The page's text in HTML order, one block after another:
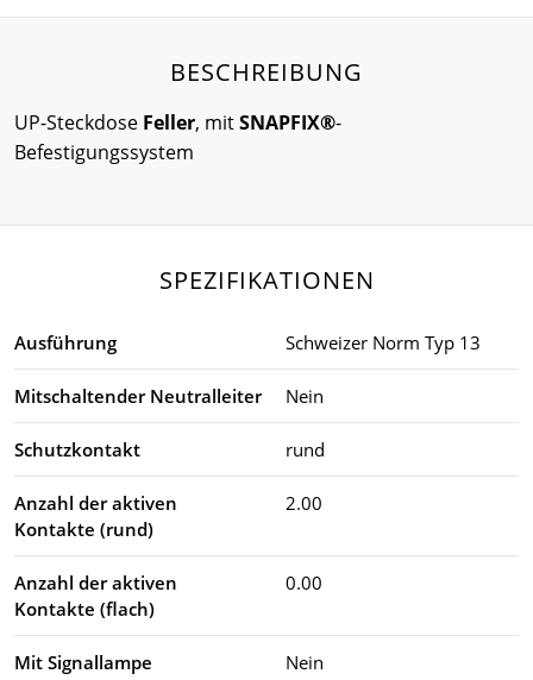
BESCHREIBUNG
UP-Steckdose Feller, mitSNAPFIX®-
Befestigungssystem
SPEZIFIKATIONEN
Ausführung Schweizer Norm Typ 13
Mitschaltender Neutralleiter Nein
Schutzkontakt rund
Anzahl der aktiven
Kontakte (rund)
2.00
Anzahl der aktiven
Kontakte (flach)
0.00
Mit Signallampe Nein